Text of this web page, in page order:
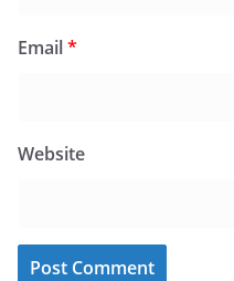
Email*
Website